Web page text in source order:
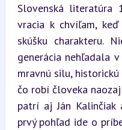
Slovenská literatúra
vracia k chvíľam,
skúšku charakteru.
generácia nehľadala
mravnú silu,
čo robí človeka
patrí aj Ján
prvý pohľad ide o